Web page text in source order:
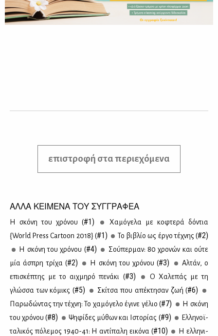
επιστροφή στα περιεχόμενα
ΑΛΛΑ ΚΕΙΜΕΝΑ ΤΟΥ ΣΥΓΓΡΑΦΕΑ
Η σκό­νη του χρό­νου (#1)
Χα­μό­γε­λα με κο­φτε­ρά δό­ντια
{World Press Cartoon 2018} (#1) Το βι­βλίο ως έρ­γο τέ­χνης (#2)
Η σκό­νη του χρό­νου (#4)
Σού­περ­μαν: 80 χρο­νών και ού­τε
μία άσπρη τρί­χα (#2) Η σκό­νη του χρό­νου (#3)
Αλ­τάν, ο
επι­σκέ­πτης με το αιχ­μη­ρό πε­νά­κι (#3)
Ο Χα­λε­πάς με τη
γλώσ­σα των κό­μικς (#5) Σκί­τσα που απέ­κτη­σαν ζωή (#6)
Πα­ρω­δώ­ντας την τέ­χνη: Το χα­μό­γε­λο έγι­νε γέ­λιο (#7)
Η σκό­νη
του χρό­νου (#8) Ψη­φί­δες μύ­θων και Ιστο­ρί­ας (#9)
Ελ­λη­νοϊ­
τα­λι­κός πό­λε­μος 1940-41: Η αντί­πα­λη ει­κό­να (#10)
Η ελ­λη­νι­